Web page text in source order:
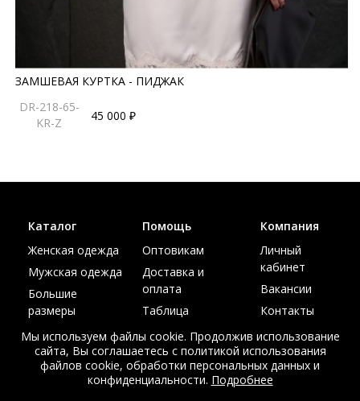
ЗАМШЕВАЯ КУРТКА - ПИДЖАК
DR-218-65-
KR-Z
45 000 ₽
Каталог
Женская одежда
Мужская одежда
Большие
размеры
Акции
Помощь
Оптовикам
Доставка и
оплата
Таблица
Компания
Личный
кабинет
Вакансии
Контакты
Мы используем файлы cookie. Продолжив использование
сайта, Вы соглашаетесь с политикой использования
файлов cookie, обработки персональных данных и
конфиденциальности. Подробнее